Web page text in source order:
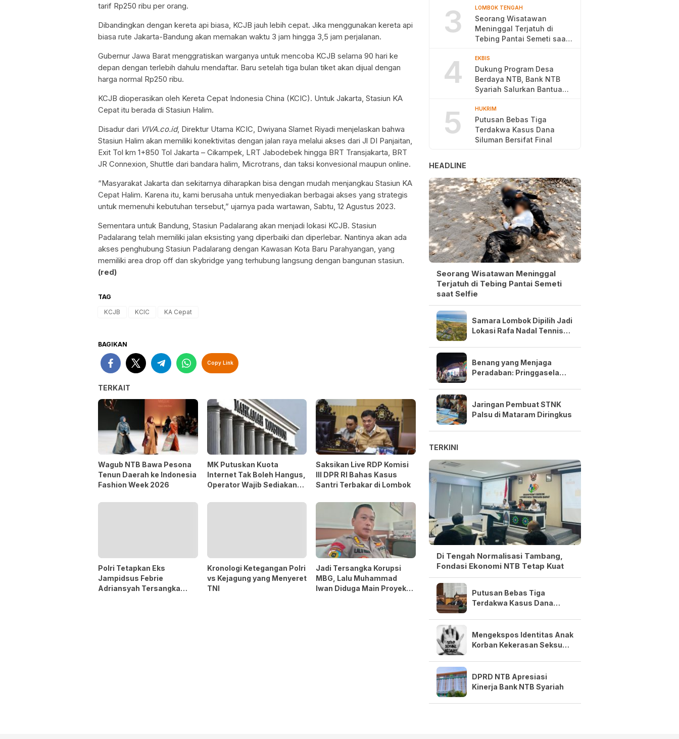
tarif Rp250 ribu per orang.
Dibandingkan dengan kereta api biasa, KCJB jauh lebih cepat. Jika menggunakan kereta api
biasa rute Jakarta-Bandung akan memakan waktu 3 jam hingga 3,5 jam perjalanan.
Gubernur Jawa Barat menggratiskan warganya untuk mencoba KCJB selama 90 hari ke
depan dengan terlebih dahulu mendaftar. Baru setelah tiga bulan tiket akan dijual dengan
harga normal Rp250 ribu.
KCJB dioperasikan oleh Kereta Cepat Indonesia China (KCIC). Untuk Jakarta, Stasiun KA
Cepat itu berada di Stasiun Halim.
Disadur dari VIVA.co.id, Direktur Utama KCIC, Dwiyana Slamet Riyadi menjelaskan bahwa
Stasiun Halim akan memiliki konektivitas dengan jalan raya melalui akses dari Jl DI Panjaitan,
Exit Tol km 1+850 Tol Jakarta – Cikampek, LRT Jabodebek hingga BRT Transjakarta, BRT
JR Connexion, Shuttle dari bandara halim, Microtrans, dan taksi konvesional maupun online.
“Masyarakat Jakarta dan sekitarnya diharapkan bisa dengan mudah menjangkau Stasiun KA
Cepat Halim. Karena itu, kami berusaha untuk menyediakan berbagai akses yang strategis
untuk memenuhi kebutuhan tersebut,” ujarnya pada wartawan, Sabtu, 12 Agustus 2023.
Sementara untuk Bandung, Stasiun Padalarang akan menjadi lokasi KCJB. Stasiun
Padalarang telah memiliki jalan eksisting yang diperbaiki dan diperlebar. Nantinya akan ada
akses penghubung Stasiun Padalarang dengan Kawasan Kota Baru Parahyangan, yang
memiliki area drop off dan skybridge yang terhubung langsung dengan bangunan stasiun.
(red)
TAG
KCJB
KCIC KA Cepat
BAGIKAN
Copy Link
TERKAIT
Wagub NTB Bawa Pesona
Tenun Daerah ke Indonesia
Fashion Week 2026
MK Putuskan Kuota
Internet Tak Boleh Hangus,
Operator Wajib Sediakan
Saksikan Live RDP Komisi
III DPR RI Bahas Kasus
Santri Terbakar di Lombok
Polri Tetapkan Eks
Jampidsus Febrie
Adriansyah Tersangka
Kronologi Ketegangan Polri
vs Kejagung yang Menyeret
TNI
Jadi Tersangka Korupsi
MBG, Lalu Muhammad
Iwan Diduga Main Proyek
3 LOMBOK TENGAH
Seorang Wisatawan
Meninggal Terjatuh di
Tebing Pantai Semeti saat
4 EKBIS
Dukung Program Desa
Berdaya NTB, Bank NTB
Syariah Salurkan Bantuan
5 HUKRIM
Putusan Bebas Tiga
Terdakwa Kasus Dana
Siluman Bersifat Final
HEADLINE
Seorang Wisatawan Meninggal
Terjatuh di Tebing Pantai Semeti
saat Selfie
Samara Lombok Dipilih Jadi
Lokasi Rafa Nadal Tennis
Benang yang Menjaga
Peradaban: Pringgasela
Jaringan Pembuat STNK
Palsu di Mataram Diringkus
TERKINI
Di Tengah Normalisasi Tambang,
Fondasi Ekonomi NTB Tetap Kuat
Putusan Bebas Tiga
Terdakwa Kasus Dana
Mengekspos Identitas Anak
Korban Kekerasan Seksual
DPRD NTB Apresiasi
Kinerja Bank NTB Syariah